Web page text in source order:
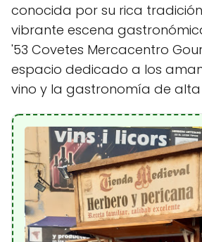
conocida por su rica
vibrante escena
'53 Covetes Mercacentro
espacio dedicado a los
vino y la gastronomía de